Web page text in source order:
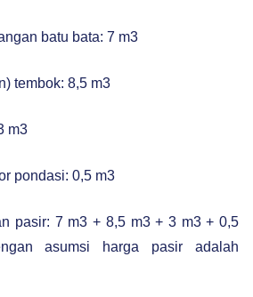
batu bata: 7 m3
tembok: 8,5 m3
m3
pondasi: 0,5 m3
pasir: 7 m3 + 8,5 m3 + 3 m3 + 0,5
asumsi harga pasir adalah